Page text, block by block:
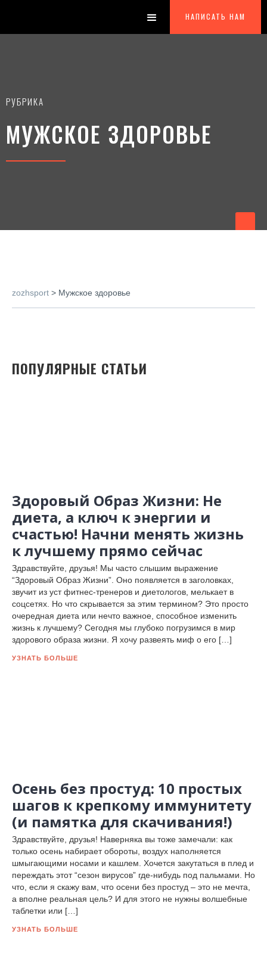
НАПИСАТЬ НАМ
РУБРИКА
МУЖСКОЕ ЗДОРОВЬЕ
zozhsport > Мужское здоровье
ПОПУЛЯРНЫЕ СТАТЬИ
Здоровый Образ Жизни: Не
диета, а ключ к энергии и
счастью! Начни менять жизнь
к лучшему прямо сейчас
Здравствуйте, друзья! Мы часто слышим выражение
“Здоровый Образ Жизни”. Оно появляется в заголовках,
звучит из уст фитнес-тренеров и диетологов, мелькает в
соцсетях. Но что скрывается за этим термином? Это просто
очередная диета или нечто важное, способное изменить
жизнь к лучшему? Сегодня мы глубоко погрузимся в мир
здорового образа жизни. Я хочу развеять миф о его […]
УЗНАТЬ БОЛЬШЕ
Осень без простуд: 10 простых
шагов к крепкому иммунитету
(и памятка для скачивания!)
Здравствуйте, друзья! Наверняка вы тоже замечали: как
только осень набирает обороты, воздух наполняется
шмыгающими носами и кашлем. Хочется закутаться в плед и
переждать этот “сезон вирусов” где-нибудь под пальмами. Но
что, если я скажу вам, что осени без простуд – это не мечта,
а вполне реальная цель? И для этого не нужны волшебные
таблетки или […]
УЗНАТЬ БОЛЬШЕ